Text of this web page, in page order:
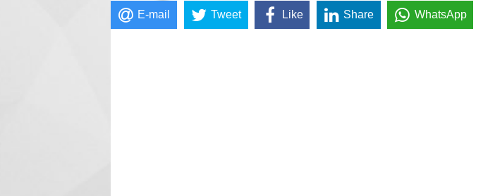
E-mail Tweet Like Share WhatsApp